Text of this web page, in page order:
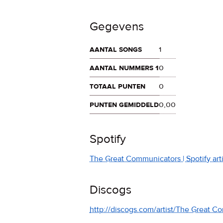
Gegevens
aantal songs
1
aantal nummers 10
totaal punten
0
punten gemiddeld0,00
Spotify
The Great Communicators | Spotify
Discogs
http://discogs.com/artist/The Great